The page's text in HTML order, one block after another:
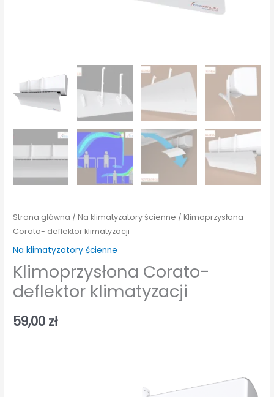
Strona główna /Na klimatyzatory ścienne / Klimoprzysłona
Corato- deflektor klimatyzacji
Na klimatyzatory ścienne
Klimoprzysłona Corato-
deflektor klimatyzacji
59,00 zł